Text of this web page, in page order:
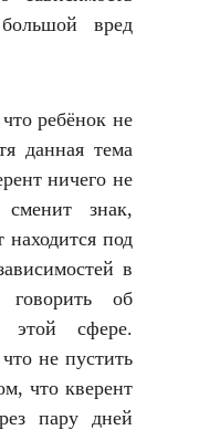
вред
ребёнок не
данная тема
ничего не
знак,
находится под
в
об
этой сфере.
не пустить
что кверент
пару дней